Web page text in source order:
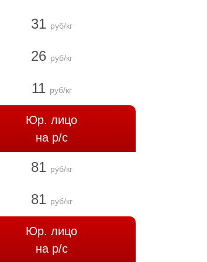
31 руб/кг
26 руб/кг
11 руб/кг
Юр. лицо
на р/с
81 руб/кг
81 руб/кг
Юр. лицо
на р/с